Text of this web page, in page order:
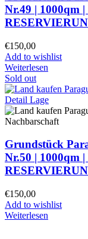
Nr.49 | 1000qm |
€150,00
Add to wishlist
Weiterlesen
Sold out
Grundstück
Nr.50 | 1000qm |
€150,00
Add to wishlist
Weiterlesen